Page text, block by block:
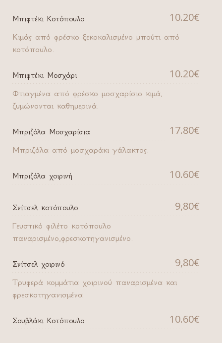
Μπιφτέκι Κοτόπουλο 10.20€
Κιμάς από φρέσκο ξεκοκαλισμένο μπούτι από
κοτόπουλο.
Μπιφτέκι Μοσχάρι 10.20€
Φτιαγμένα από φρέσκο μοσχαρίσιο κιμά,
ζυμώνονται καθημερινά.
Μπριζόλα Μοσχαρίσια 17.80€
Μπριζόλα από μοσχαράκι γάλακτος.
Μπριζόλα χοιρινή 10.60€
Σνίτσελ κοτόπουλο 9,80€
Γευστικό φιλέτο κοτόπουλο
παναρισμένο,φρεσκοτηγανισμένο.
Σνίτσελ χοιρινό 9,80€
Τρυφερά κομμάτια χοιρινού παναρισμένα και
φρεσκοτηγανισμένα.
Σουβλάκι Κοτόπουλο 10.60€